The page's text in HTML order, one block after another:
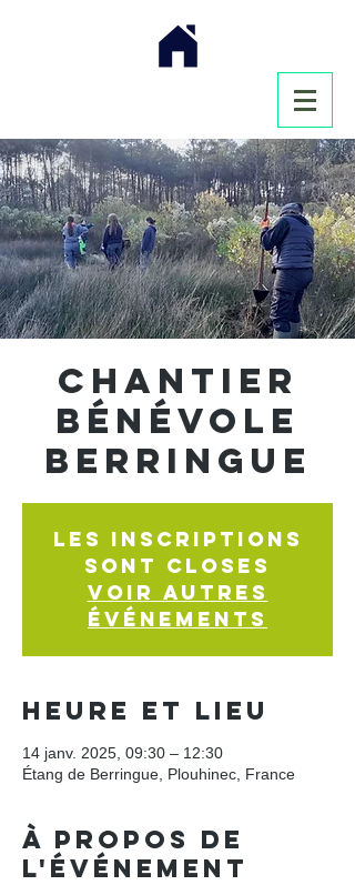
Chantier
bénévole
Berringue
Les inscriptions
sont closes
Voir autres
événements
Heure et lieu
14 janv. 2025, 09:30 – 12:30
Étang de Berringue, Plouhinec, France
À propos de
l'événement